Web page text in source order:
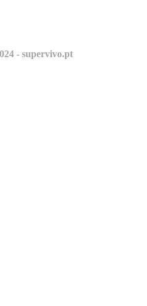
- supervivo.pt